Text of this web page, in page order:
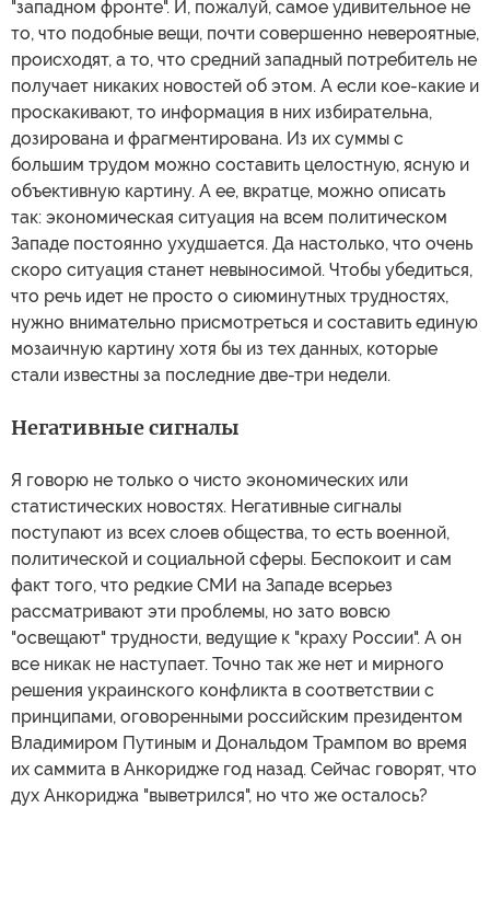
"западном фронте". И, пожалуй, самое удивительное не
то, что подобные вещи, почти совершенно невероятные,
происходят, а то, что средний западный потребитель не
получает никаких новостей об этом. А если кое-какие и
проскакивают, то информация в них избирательна,
дозирована и фрагментирована. Из их суммы с
большим трудом можно составить целостную, ясную и
объективную картину. А ее, вкратце, можно описать
так: экономическая ситуация на всем политическом
Западе постоянно ухудшается. Да настолько, что очень
скоро ситуация станет невыносимой. Чтобы убедиться,
что речь идет не просто о сиюминутных трудностях,
нужно внимательно присмотреться и составить единую
мозаичную картину хотя бы из тех данных, которые
стали известны за последние две-три недели.
Негативные сигналы
Я говорю не только о чисто экономических или
статистических новостях. Негативные сигналы
поступают из всех слоев общества, то есть военной,
политической и социальной сферы. Беспокоит и сам
факт того, что редкие СМИ на Западе всерьез
рассматривают эти проблемы, но зато вовсю
"освещают" трудности, ведущие к "краху России". А он
все никак не наступает. Точно так же нет и мирного
решения украинского конфликта в соответствии с
принципами, оговоренными российским президентом
Владимиром Путиным и Дональдом Трампом во время
их саммита в Анкоридже год назад. Сейчас говорят, что
дух Анкориджа "выветрился", но что же осталось?